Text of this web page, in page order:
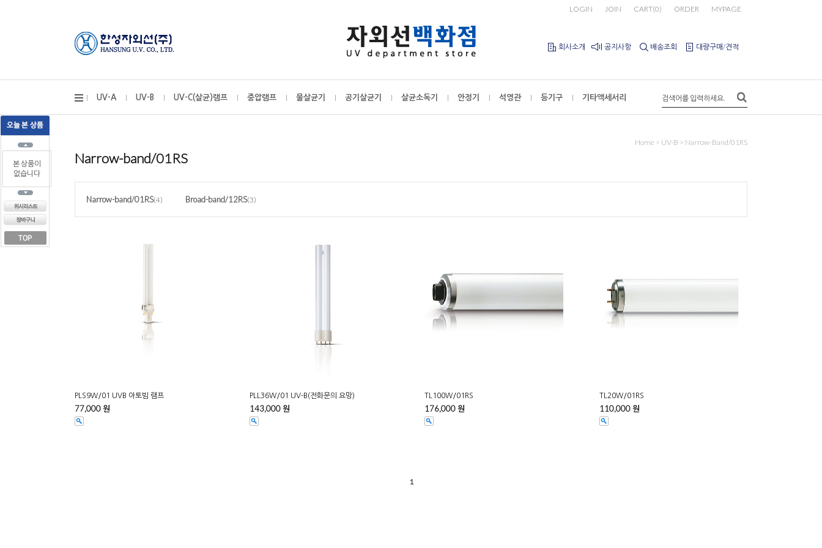
본 상품이
없습니다
LOGIN JOIN CART(0) ORDER MYPAGE
회사소개 공지사항 배송조회 대량구매/견적
UV-A UV-B UV-C(살균)램프 중압램프 물살균기 공기살균기 살균소독기 안정기 석영관 등기구 기타액세서리
Home > UV-B > Narrow-Band/01RS
Narrow-band/01RS
Narrow-band/01RS(4) Broad-band/12RS(3)
PLS9W/01 UVB 아토빔 램프
77,000 원
PLL36W/01 UV-B(전화문의 요망)
143,000 원
TL100W/01RS
176,000 원
TL20W/01RS
110,000 원
1